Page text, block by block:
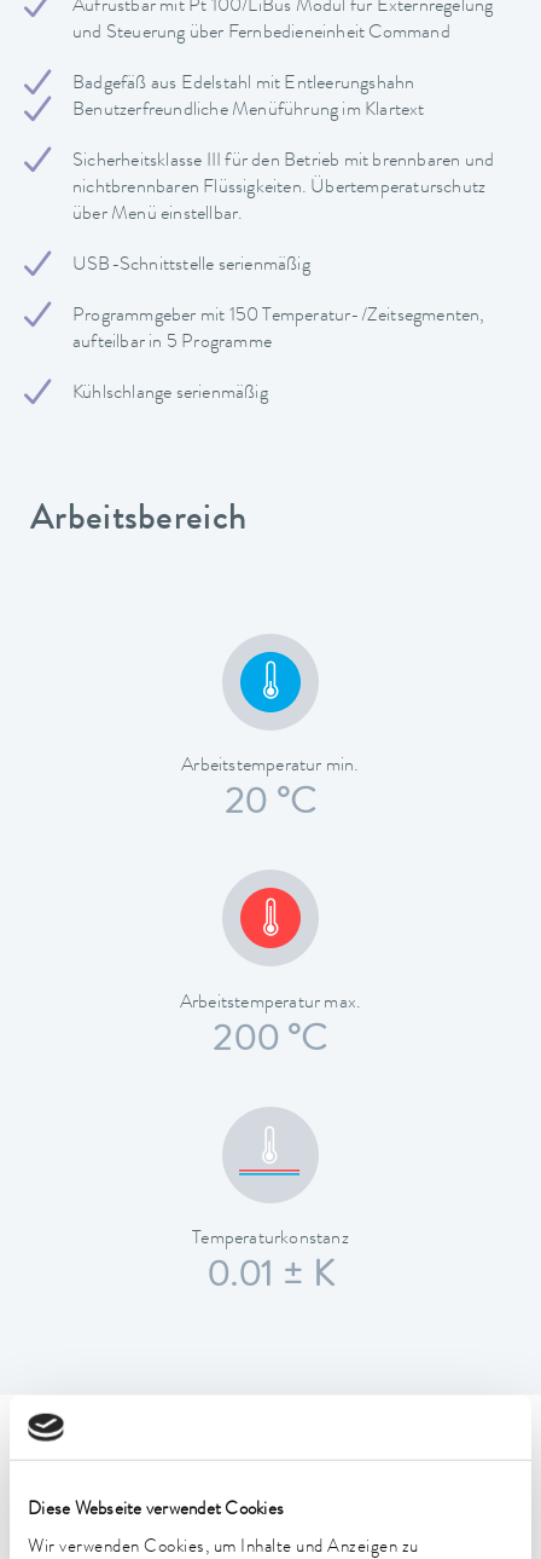
Diese Webseite verwendet Cookies
Wir verwenden Cookies, um Inhalte und Anzeigen zu
Aufrüstbar mit Pt 100/LiBus Modul für Externregelung
und Steuerung über Fernbedieneinheit Command
Badgefäß aus Edelstahl mit Entleerungshahn
Benutzerfreundliche Menüführung im Klartext
Sicherheitsklasse III für den Betrieb mit brennbaren und
nichtbrennbaren Flüssigkeiten. Übertemperaturschutz
über Menü einstellbar.
USB-Schnittstelle serienmäßig
Programmgeber mit 150 Temperatur-/Zeitsegmenten,
aufteilbar in 5 Programme
Kühlschlange serienmäßig
Arbeitsbereich
Arbeitstemperatur min.
20 °C
Arbeitstemperatur max.
200 °C
Temperaturkonstanz
0.01 ± K
Technische Merkmale (nach
DIN 12876)